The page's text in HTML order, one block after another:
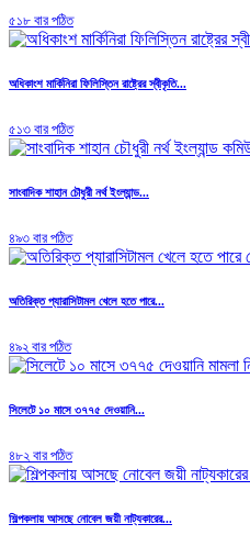
৫১৮ বার পঠিত
অধিকাংশ মার্কিনিরা ফিলিস্তিন রাষ্ট্রের স্বীকৃতি...
৫১৩ বার পঠিত
সাংবাদিক শাহান চৌধুরী নর্থ ইংল্যান্ড...
৪৯৩ বার পঠিত
অতিরিক্ত প্যারাসিটামল খেলে হতে পারে...
৪৯২ বার পঠিত
সিলেটে ১০ মাসে ৩৭৭৫ দেওয়ানি...
৪৮২ বার পঠিত
শিল্পকলায় আসছে নোবেল জয়ী নাট্যকারের...